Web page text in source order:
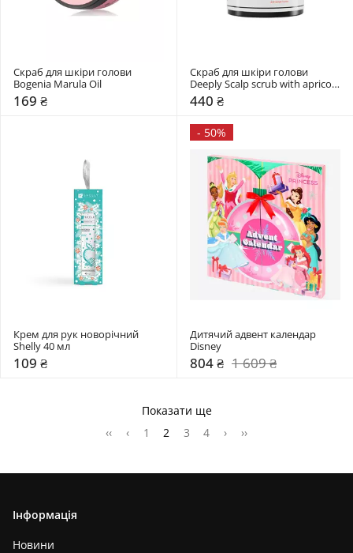
Скраб для шкіри голови
Bogenia Marula Oil
169 ₴
Скраб для шкіри голови
Deeply Scalp scrub with apricot
kernel
440 ₴
Крем для рук новорічний
109 ₴
- 50%
Дитячий адвент календар
Disney
804 ₴ 1 609 ₴
Показати ще
‹‹
‹ 1 2 3 4 › ››
Інформація
Новини